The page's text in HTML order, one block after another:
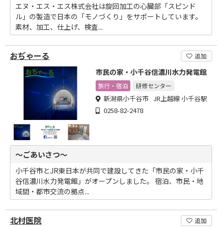
エヌ・エス・エス株式会社は旋回加工の心臓部「スピンド
ル」の製造で日本の「モノづくり」をサポートしています。
素材、加工、仕上げ、検査...
おぢゃーる 追加
市民の家・小千谷信濃川水力発電館
旅行・宿泊 研修センター
新潟県小千谷市 JR上越線 小千谷駅
0258-82-2478
～ごあいさつ～
小千谷市とJR東日本が共同で建設してきた「市民の家・小千
谷信濃川水力発電館」がオープンしました。 宿泊、市民・地
域間・都市交流の拠点...
北村医院 追加